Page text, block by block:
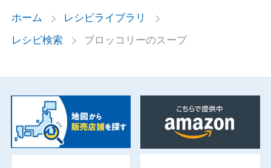
ホーム
レシピライブラリ
レシピ検索
ブロッコリーのスープ